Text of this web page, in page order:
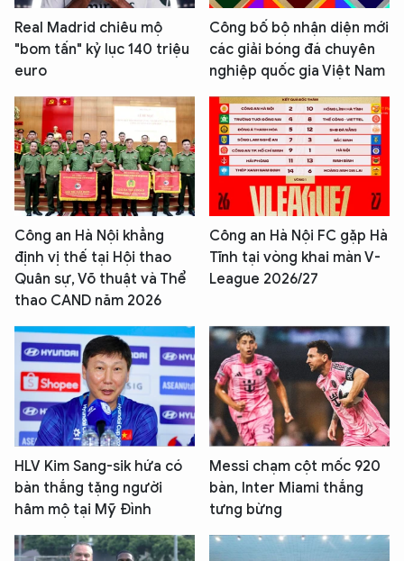
Real Madrid chiêu mộ
"bom tấn" kỷ lục 140 triệu
euro
Công bố bộ nhận diện mới
các giải bóng đá chuyên
nghiệp quốc gia Việt Nam
Công an Hà Nội khẳng
định vị thế tại Hội thao
Quân sự, Võ thuật và Thể
thao CAND năm 2026
Công an Hà Nội FC gặp Hà
Tĩnh tại vòng khai màn V-
League 2026/27
HLV Kim Sang-sik hứa có
bàn thắng tặng người
hâm mộ tại Mỹ Đình
Messi chạm cột mốc 920
bàn, Inter Miami thắng
tưng bừng